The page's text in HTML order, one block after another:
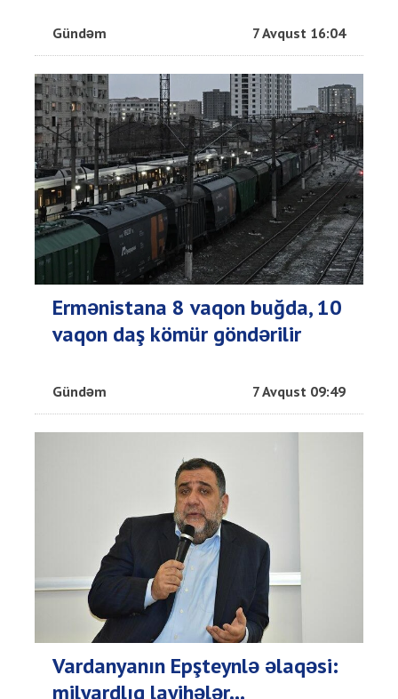
Gündəm 7 Avqust 16:04
Ermənistana 8 vaqon buğda, 10
vaqon daş kömür göndərilir
Gündəm 7 Avqust 09:49
Vardanyanın Epşteynlə əlaqəsi:
milyardlıq layihələr...